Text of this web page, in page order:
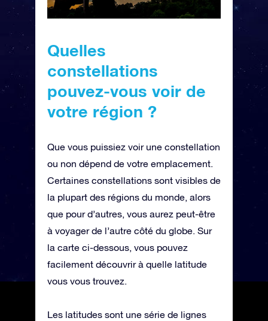
Quelles
constellations
pouvez-vous voir de
votre région ?
Que vous puissiez voir une constellation
ou non dépend de votre emplacement.
Certaines constellations sont visibles de
la plupart des régions du monde, alors
que pour d’autres, vous aurez peut-être
à voyager de l’autre côté du globe. Sur
la carte ci-dessous, vous pouvez
facilement découvrir à quelle latitude
vous vous trouvez.
Les latitudes sont une série de lignes